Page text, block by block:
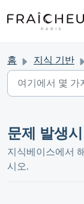
홈 지식 기반
문제 발생
지식베이스에서
시오.